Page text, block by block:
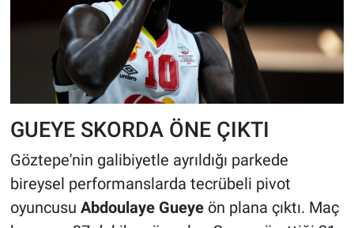
GUEYE SKORDA ÖNE ÇIKTI
Göztepe'nin galibiyetle ayrıldığı parkede
bireysel performanslarda tecrübeli pivot
oyuncusu Abdoulaye Gueyeön plana çıktı. Maç